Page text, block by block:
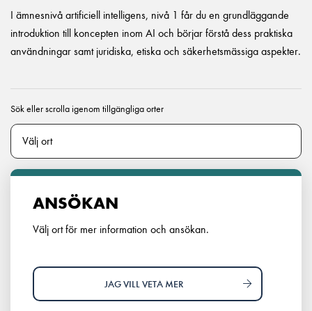
I ämnesnivå artificiell intelligens, nivå 1 får du en grundläggande
introduktion till koncepten inom AI och börjar förstå dess praktiska
användningar samt juridiska, etiska och säkerhetsmässiga aspekter.
Sök eller scrolla igenom tillgängliga orter
ANSÖKAN
Välj ort för mer information och ansökan.
JAG VILL VETA MER